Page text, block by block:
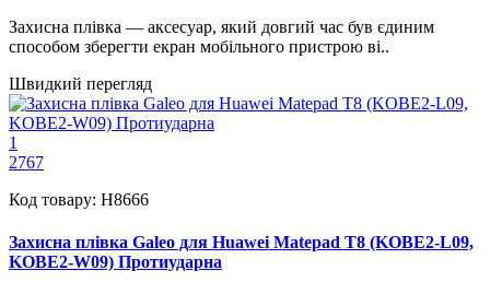
Захисна плівка — аксесуар, який довгий час був єдиним
способом зберегти екран мобільного пристрою ві..
Швидкий перегляд
1
2767
Код товару: H8666
Захисна плівка Galeo для Huawei Matepad T8 (KOBE2-L09,
KOBE2-W09) Протиударна